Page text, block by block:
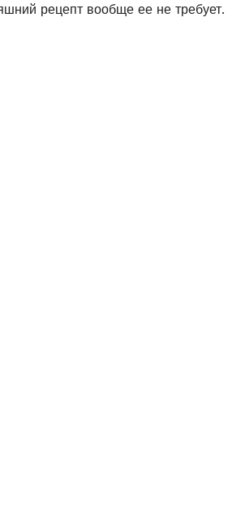
рецепт вообще ее не требует.